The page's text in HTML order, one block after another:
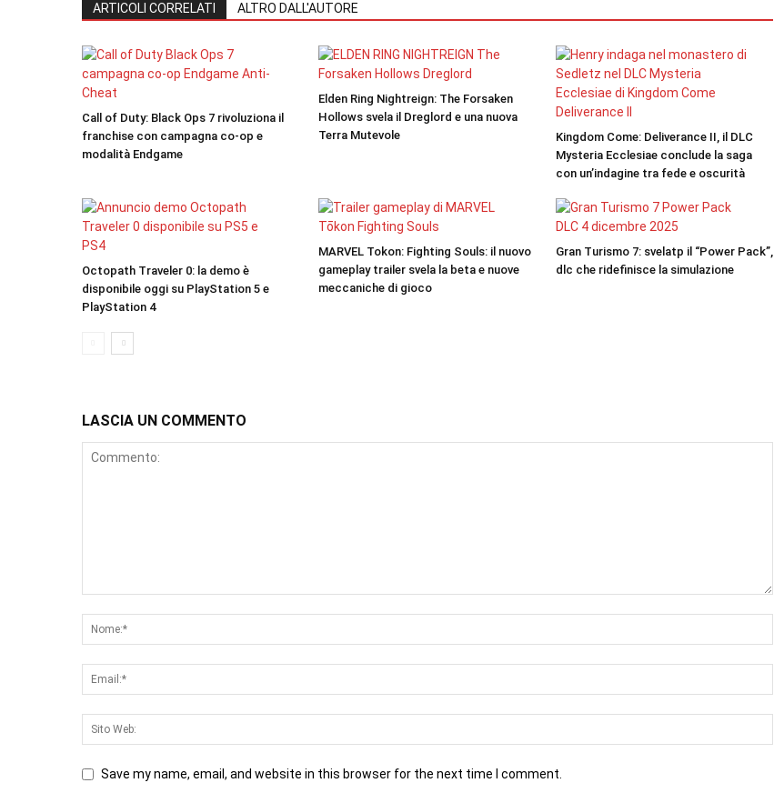
ARTICOLI CORRELATI ALTRO DALL'AUTORE
Call of Duty: Black Ops 7 rivoluziona il
franchise con campagna co-op e
modalità Endgame
Elden Ring Nightreign: The Forsaken
Hollows svela il Dreglord e una nuova
Terra Mutevole
Kingdom Come: Deliverance II, il DLC
Mysteria Ecclesiae conclude la saga
con un’indagine tra fede e oscurità
Octopath Traveler 0: la demo è
disponibile oggi su PlayStation 5 e
PlayStation 4
MARVEL Tokon: Fighting Souls: il nuovo
gameplay trailer svela la beta e nuove
meccaniche di gioco
Gran Turismo 7: svelatp il “Power Pack”,
dlc che ridefinisce la simulazione
LASCIA UN COMMENTO
Save my name, email, and website in this browser for the next time I comment.